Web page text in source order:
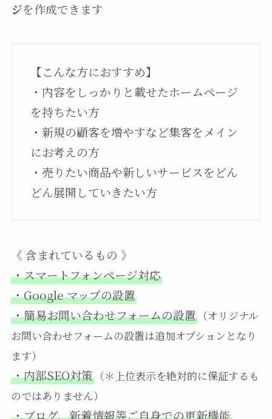
ジを作成できます
【こんな方におすすめ】
・内容をしっかりと載せたホームページ
を持ちたい方
・新規の顧客を増やすなど集客をメイン
にお考えの方
・売りたい商品や新しいサービスをどん
どん展開していきたい方
《 含まれているもの 》
・スマートフォンページ対応
・Google マップの設置
・簡易お問い合わせフォームの設置（オリジナル
お問い合わせフォームの設置は追加オプションとなり
ます）
・内部SEO対策（＊上位表示を絶対的に保証するも
のではありません）
・ブログ、新着情報等ご自身での更新機能